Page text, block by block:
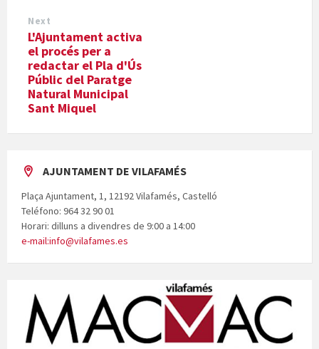
Next
L'Ajuntament activa
el procés per a
redactar el Pla d'Ús
Públic del Paratge
Natural Municipal
Sant Miquel
AJUNTAMENT DE VILAFAMÉS
Plaça Ajuntament, 1, 12192 Vilafamés, Castelló
Teléfono: 964 32 90 01
Horari: dilluns a divendres de 9:00 a 14:00
e-mail:info@vilafames.es